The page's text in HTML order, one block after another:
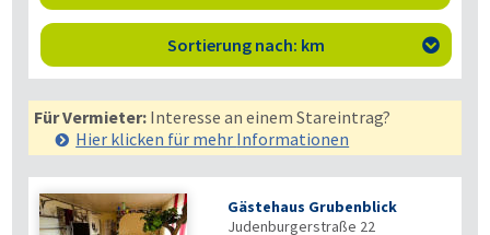
Sortierung nach: km 
Für Vermieter: Interesse an einem Stareintrag?
Hier klicken für mehr Informationen
Gästehaus Grubenblick
Judenburgerstraße 22